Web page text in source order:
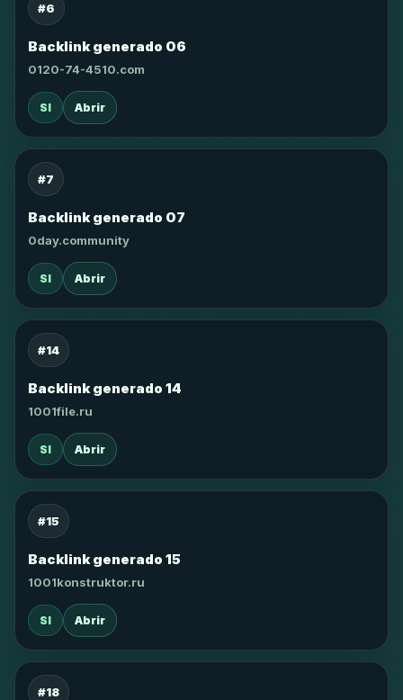
#6
Backlink generado 06
0120-74-4510.com
SI Abrir
#7
Backlink generado 07
0day.community
SI Abrir
#14
Backlink generado 14
1001file.ru
SI Abrir
#15
Backlink generado 15
1001konstruktor.ru
SI Abrir
#18